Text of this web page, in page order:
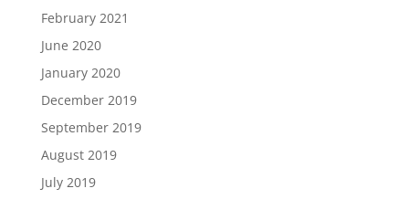
February 2021
June 2020
January 2020
December 2019
September 2019
August 2019
July 2019